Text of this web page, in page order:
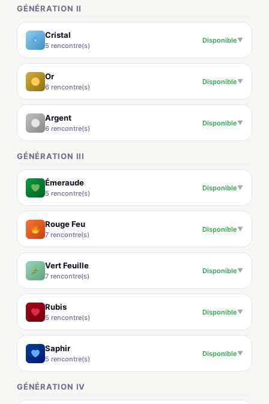
GÉNÉRATION II
Cristal
5 rencontre(s)
Disponible▼
Or
6 rencontre(s)
Disponible▼
Argent
6 rencontre(s)
Disponible▼
GÉNÉRATION III
Émeraude
5 rencontre(s)
Disponible▼
Rouge Feu
7 rencontre(s)
Disponible▼
Vert Feuille
7 rencontre(s)
Disponible▼
Rubis
5 rencontre(s)
Disponible▼
Saphir
5 rencontre(s)
Disponible▼
GÉNÉRATION IV